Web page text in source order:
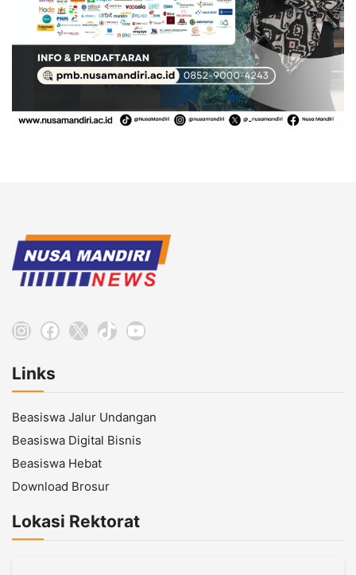
Instagram
Facebook
X TikTokYouTube
Links
Beasiswa Jalur Undangan
Beasiswa Digital Bisnis
Beasiswa Hebat
Download Brosur
Lokasi Rektorat